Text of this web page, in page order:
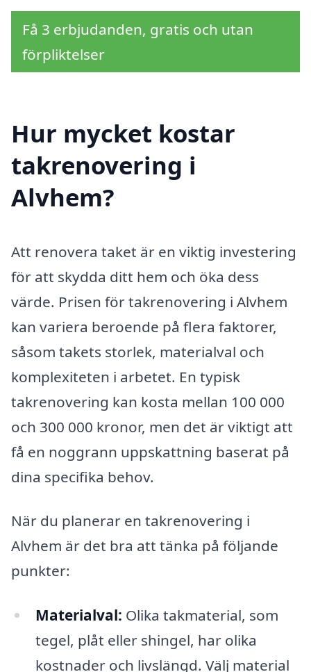
Få 3 erbjudanden, gratis och utan
förpliktelser
Hur mycket kostar
takrenovering i
Alvhem?
Att renovera taket är en viktig investering
för att skydda ditt hem och öka dess
värde. Prisen för takrenovering i Alvhem
kan variera beroende på flera faktorer,
såsom takets storlek, materialval och
komplexiteten i arbetet. En typisk
takrenovering kan kosta mellan 100 000
och 300 000 kronor, men det är viktigt att
få en noggrann uppskattning baserat på
dina specifika behov.
När du planerar en takrenovering i
Alvhem är det bra att tänka på följande
punkter:
Materialval: Olika takmaterial, som
tegel, plåt eller shingel, har olika
kostnader och livslängd. Välj material